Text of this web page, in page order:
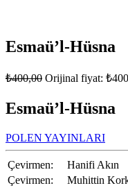
Esmaü’l-Hüsna
₺400,00 Orijinal fiyat:
Esmaü’l-Hüsna
POLEN YAYINLARI
Çevirmen:
Hanifi Akın
Çevirmen:
Muhittin